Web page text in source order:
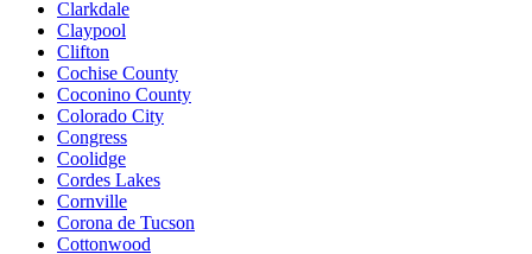
Clarkdale
Claypool
Clifton
Cochise County
Coconino County
Colorado City
Congress
Coolidge
Cordes Lakes
Cornville
Corona de Tucson
Cottonwood